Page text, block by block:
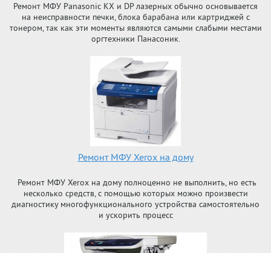
Ремонт МФУ Panasonic KX и DP лазерных обычно основывается
на неисправности печки, блока барабана или картриджей с
тонером, так как эти моменты являются самыми слабыми местами
оргтехники Панасоник.
Ремонт МФУ Xerox на дому
Ремонт МФУ Xerox на дому полноценно не выполнить, но есть
несколько средств, с помощью которых можно произвести
диагностику многофункционального устройства самостоятельно
и ускорить процесс